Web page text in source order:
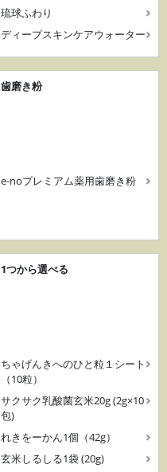
琉球ふわり
ディープスキンケアウォーター
歯磨き粉
e-noプレミアム薬用歯磨き粉
1つから選べる
ちゃげんきへのひと粒１シート
（10粒）
サクサク乳酸菌玄米20g (2g×10
包)
れきをーかん1個（42g）
玄米しるしる1袋 (20g)